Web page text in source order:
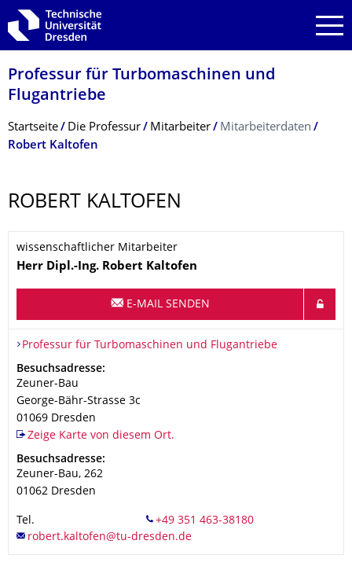
Zur Hauptnavigation springen
Zur Suche springen
Zum Inhalt springen
Professur für Turbomaschinen und
Flugantriebe
Breadcrumb-Menü
Startseite Die Professur Mitarbeiter
Mitarbeiterdaten
Robert Kaltofen
ROBERT KALTOFEN
wissenschaftlicher Mitarbeiter
Name
Herr Dipl.-Ing. Robert Kaltofen
E-MAIL SENDEN
Organisationsname
Professur für Turbomaschinen und Flugantriebe
Professur für Turbomaschinen und Flugantriebe
Adresse
Besuchsadresse:
Zeuner-Bau
George-Bähr-Strasse 3c
01069 Dresden
Zeige Karte von diesem Ort.
Adresse
Besuchsadresse:
Zeuner-Bau, 262
01062 Dresden
Tel.